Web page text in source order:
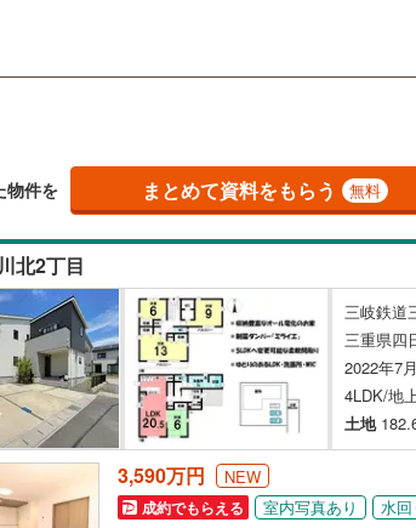
物件を まとめて資料をもらう 無料
北2丁目
三岐鉄道
三重県四
2022年7
4LDK/地
土地
3,590万円 NEW
成約でもらえる 室内写真あり
水回
鳥取 島根
福岡 佐賀
物件0件 この
多気郡大台町(0)
南牟婁郡御浜町(0)
物件0件 この
物件0件
物件0件 この
物件0件
間取り、居室全体
二世帯向け（3）
サービスルーム（納戸）
（22）
立地
最寄りの駅が始発駅 1）
配置、向き、建ち方、日当たり
前道6m以上（
平坦地（66 ）
物件0件